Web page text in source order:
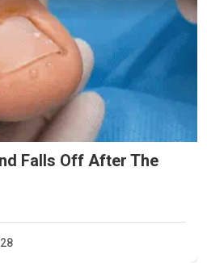
Falls Off After The